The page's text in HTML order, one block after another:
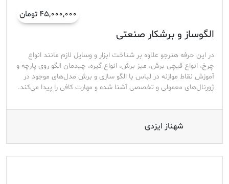
۴۵,۰۰۰,۰۰۰ تومان
الگوساز و برشکار صنعتی
در این حرفه هنرجو علاوه بر شناخت ابزار و وسایل لازم مانند انواع
چرخ، انواع قیچی برش، میز برش، انواع گیره، چیدمان الگو روی پارچه و
آموزش نقاط موازنه در لباس با الگو سازی و برش مدل‌های موجود در
ژورنال‌های معمولی و تخصصی آشنا شده و مهارت کافی را پیدا می‌کند.
شهناز ایزدی